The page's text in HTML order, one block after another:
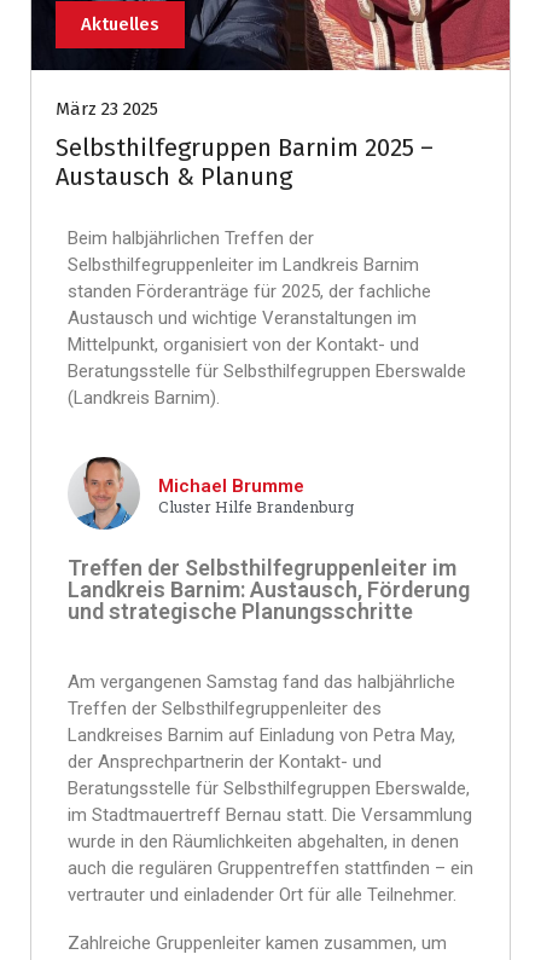
Aktuelles
März 23 2025
Selbsthilfegruppen Barnim 2025 –
Austausch & Planung
Beim halbjährlichen Treffen der
Selbsthilfegruppenleiter im Landkreis Barnim
standen Förderanträge für 2025, der fachliche
Austausch und wichtige Veranstaltungen im
Mittelpunkt, organisiert von der Kontakt- und
Beratungsstelle für Selbsthilfegruppen Eberswalde
(Landkreis Barnim).
Michael Brumme
Cluster Hilfe Brandenburg
Treffen der Selbsthilfegruppenleiter im
Landkreis Barnim: Austausch, Förderung
und strategische Planungsschritte
Am vergangenen Samstag fand das halbjährliche
Treffen der Selbsthilfegruppenleiter des
Landkreises Barnim auf Einladung von Petra May,
der Ansprechpartnerin der Kontakt- und
Beratungsstelle für Selbsthilfegruppen Eberswalde,
im Stadtmauertreff Bernau statt. Die Versammlung
wurde in den Räumlichkeiten abgehalten, in denen
auch die regulären Gruppentreffen stattfinden – ein
vertrauter und einladender Ort für alle Teilnehmer.
Zahlreiche Gruppenleiter kamen zusammen, um